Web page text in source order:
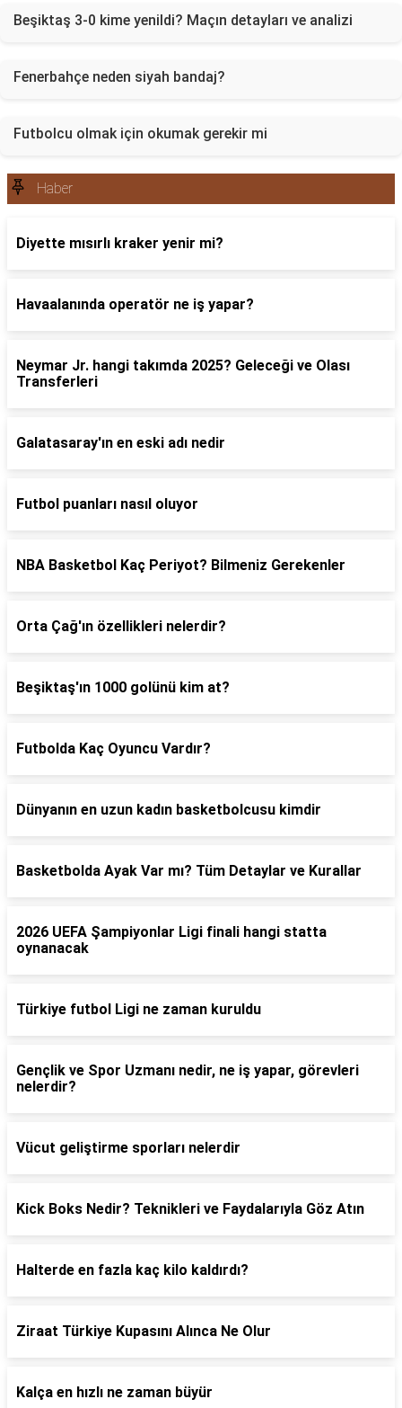
Beşiktaş 3-0 kime yenildi? Maçın detayları ve analizi
Fenerbahçe neden siyah bandaj?
Futbolcu olmak için okumak gerekir mi
Haber
Diyette mısırlı kraker yenir mi?
Havaalanında operatör ne iş yapar?
Neymar Jr. hangi takımda 2025? Geleceği ve Olası
Transferleri
Galatasaray'ın en eski adı nedir
Futbol puanları nasıl oluyor
NBA Basketbol Kaç Periyot? Bilmeniz Gerekenler
Orta Çağ'ın özellikleri nelerdir?
Beşiktaş'ın 1000 golünü kim at?
Futbolda Kaç Oyuncu Vardır?
Dünyanın en uzun kadın basketbolcusu kimdir
Basketbolda Ayak Var mı? Tüm Detaylar ve Kurallar
2026 UEFA Şampiyonlar Ligi finali hangi statta
oynanacak
Türkiye futbol Ligi ne zaman kuruldu
Gençlik ve Spor Uzmanı nedir, ne iş yapar, görevleri
nelerdir?
Vücut geliştirme sporları nelerdir
Kick Boks Nedir? Teknikleri ve Faydalarıyla Göz Atın
Halterde en fazla kaç kilo kaldırdı?
Ziraat Türkiye Kupasını Alınca Ne Olur
Kalça en hızlı ne zaman büyür